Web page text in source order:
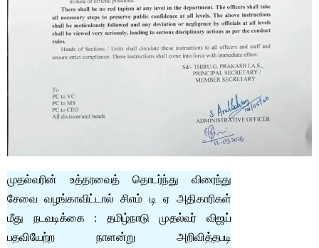
முதல்வரின் உத்தரவைத் தொடர்ந்து விரைந்து
சேவை வழங்காவிட்டால் சிஎம் டி ஏ அதிகாரிகள்
மீது நடவடிக்கை : தமிழ்நாடு முதல்வர் விஜய்
பதவியேற்ற நாளன்று அறிவித்தபடி